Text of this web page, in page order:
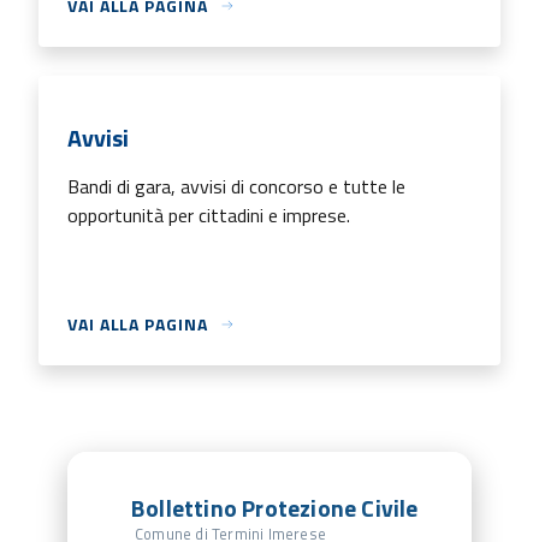
VAI ALLA PAGINA
Avvisi
Bandi di gara, avvisi di concorso e tutte le
opportunità per cittadini e imprese.
VAI ALLA PAGINA
Bollettino Protezione Civile
Comune di Termini Imerese